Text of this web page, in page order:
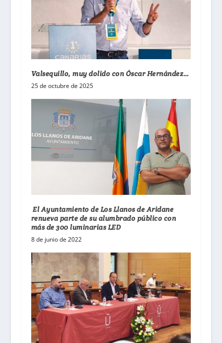
Valsequillo, muy dolido con Óscar Hernández…
25 de octubre de 2025
El Ayuntamiento de Los Llanos de Aridane
renueva parte de su alumbrado público con
más de 300 luminarias LED
8 de junio de 2022